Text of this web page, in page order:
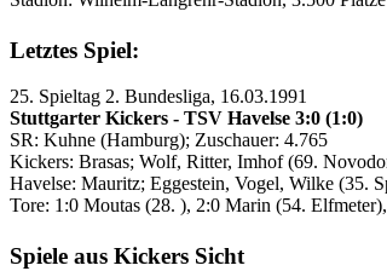
Letztes Spiel:
25. Spieltag 2. Bundesliga, 16.03.1991
Stuttgarter Kickers - TSV Havelse 3:0 (1:0)
SR: Kuhne (Hamburg); Zuschauer: 4.765
Kickers: Brasas; Wolf, Ritter, Imhof (69.
Havelse: Mauritz; Eggestein, Vogel, Wilke (35.
Tore: 1:0 Moutas (28. ), 2:0 Marin (54.
Spiele aus Kickers Sicht